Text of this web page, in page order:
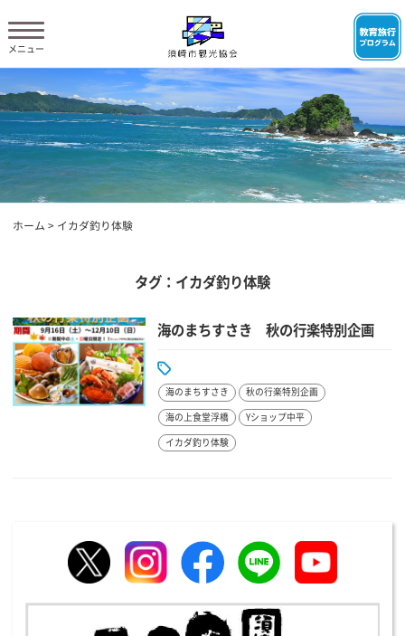
ホーム > イカダ釣り体験
タグ：イカダ釣り体験
海のまちすさき 秋の行楽特別企画
海のまちすさき 秋の行楽特別企画
海の上食堂浮橋 Yショップ中平
イカダ釣り体験